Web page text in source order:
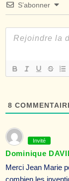
S’abonner
8
Invité
Dominique
Merci Jean Marie
combien les